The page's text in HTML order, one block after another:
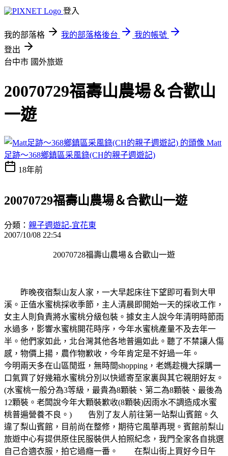
登入
我的部落格 我的部落格後台
我的帳號
登出
台中市 國外旅遊
20070729福壽山農場＆合歡山
一遊
Matt
足跡～368鄉鎮區采風錄(CH的親子週遊記)
18年前
20070729福壽山農場＆合歡山一遊
分類： 親子週遊記-宜花東
2007/10/08 22:54
20070728福壽山農場＆合歡山一遊
昨晚夜宿梨山友人家，一大早起床往下望即可看到大甲
溪。正值水蜜桃採收季節，主人清晨即開始一天的採收工作，
女主人則負責將水蜜桃分級包裝。據女主人說今年清明時節雨
水過多，影響水蜜桃開花時序，今年水蜜桃產量不及去年一
半。他們家如此，北台灣其他各地普遍如此。聽了不禁讓人傷
感，物價上揚，農作物歉收，今年肯定是不好過一年。
今明兩天多在山區閒逛，無時間shopping，老媽趁機大採購一
口氣買了好幾箱水蜜桃分別以快遞寄至家裏與其它親朋好友。
(水蜜桃一般分為3等級，最貴為8顆裝、第二為8顆裝、最後為
12顆裝。老闆說今年大顆裝歉收(8顆裝)因雨水不調造成水蜜
桃普遍營養不良。)
告別了友人前往第一站梨山賓館。久
違了梨山賓館，目前尚在整修，期待它風華再現。賓館前梨山
旅遊中心有提供原住民服裝供人拍照紀念，我門全家各自挑選
自己合適衣服，拍它過癮一番。
在梨山街上買好今日午